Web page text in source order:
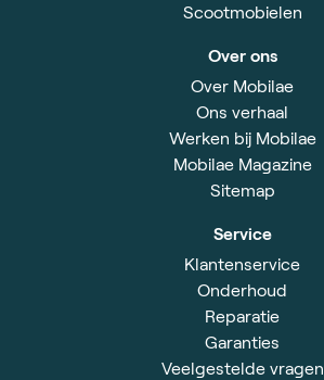
Scootmobielen
Over ons
Over Mobilae
Ons verhaal
Werken bij Mobilae
Mobilae Magazine
Sitemap
Service
Klantenservice
Onderhoud
Reparatie
Garanties
Veelgestelde vragen